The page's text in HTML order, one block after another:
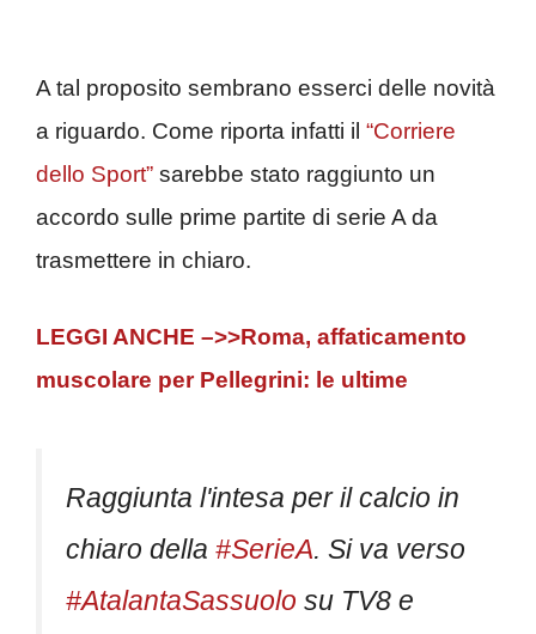
A tal proposito sembrano esserci delle novità
a riguardo. Come riporta infatti il “Corriere
dello Sport” sarebbe stato raggiunto un
accordo sulle prime partite di serie A da
trasmettere in chiaro.
LEGGI ANCHE –>>Roma, affaticamento
muscolare per Pellegrini: le ultime
Raggiunta l'intesa per il calcio in
chiaro della #SerieA. Si va verso
#AtalantaSassuolo su TV8 e